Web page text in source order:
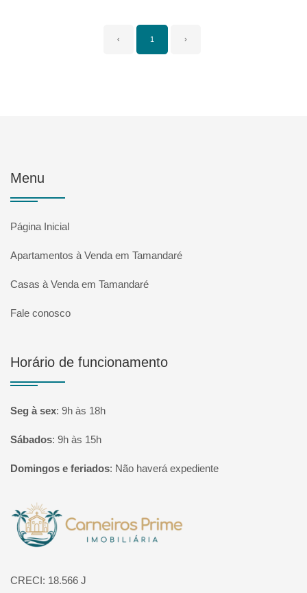
‹ 1 ›
Menu
Página Inicial
Apartamentos à Venda em Tamandaré
Casas à Venda em Tamandaré
Fale conosco
Horário de funcionamento
Seg à sex: 9h às 18h
Sábados: 9h às 15h
Domingos e feriados: Não haverá expediente
Página inicial
CRECI: 18.566 J